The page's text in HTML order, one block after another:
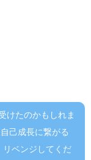
けたのかもしれま
己成長に繋がる
リベンジしてくだ